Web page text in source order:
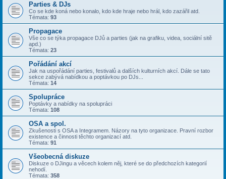
Parties & DJs
Co se kde koná nebo konalo, kdo kde hraje nebo hrál, kdo zazářil atd.
Témata: 93
Propagace
Vše co se týka propagace DJů a parties (jak na grafiku, videa, sociální sitě
apd.)
Témata: 23
Pořádání akcí
Jak na uspořádání parties, festivalů a dalších kulturních akcí. Dále se tato
sekce zabývá nabídkou a poptávkou po DJs...
Témata: 14
Spolupráce
Poptávky a nabídky na spolupráci
Témata: 108
OSA a spol.
Zkušenosti s OSA a Integramem. Názory na tyto organizace. Pravní rozbor
existence a činnosti těchto organizací atd.
Témata: 91
Všeobecná diskuze
Diskuze o DJingu a věcech kolem něj, které se do předchozích kategorií
nehodí.
Témata: 358